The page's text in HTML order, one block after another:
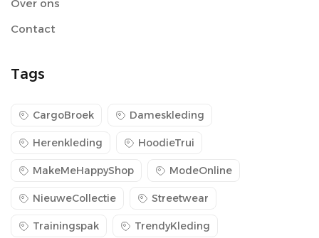
Over ons
Contact
Tags
CargoBroek Dameskleding
Herenkleding HoodieTrui
MakeMeHappyShop ModeOnline
NieuweCollectie Streetwear
Trainingspak TrendyKleding